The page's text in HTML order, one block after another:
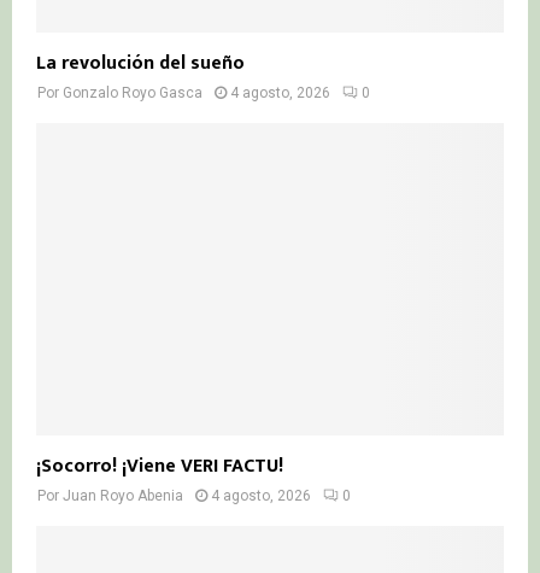
La revolución del sueño
Por Gonzalo Royo Gasca 4 agosto, 2026 0
¡Socorro! ¡Viene VERI FACTU!
Por Juan Royo Abenia 4 agosto, 2026 0